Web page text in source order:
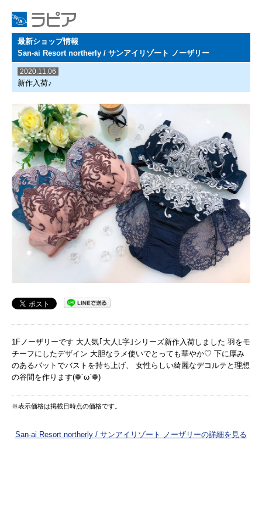
最新ショップ情報
San-ai Resort northerly / サンアイリゾート ノーザリー
2020.11.06
新作入荷♪
1Fノーザリーです 大人気｢大人L字｣シリーズ新作入荷しました 羽をモ
チーフにしたデザイン 大胆なラメ使いでとっても華やか♡ 下に厚み
のあるパットでバストを持ち上げ、 女性らしい綺麗なデコルテと理想
の谷間を作ります(❁´ω`❁)
※表示価格は掲載日時点の価格です。
San-ai Resort northerly / サンアイリゾート ノーザリーの詳細を見る